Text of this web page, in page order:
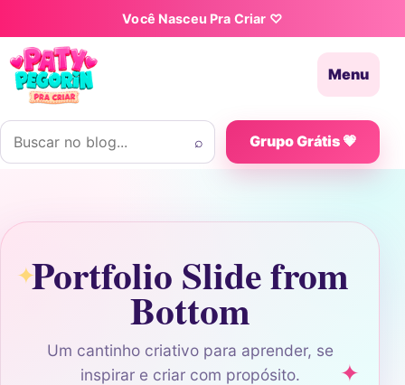
Pular para o conteúdoVocê Nasceu Pra Criar ♡
Menu
Buscar por:
⌕ Grupo Grátis 💗
Portfolio Slide from
Bottom
Um cantinho criativo para aprender, se
inspirar e criar com propósito.